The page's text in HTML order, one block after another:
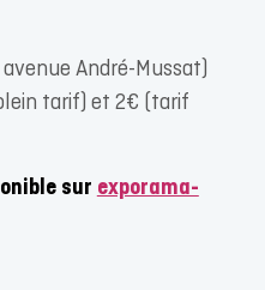
André-Mussat)
tarif) et 2€ (tarif
sur exporama-